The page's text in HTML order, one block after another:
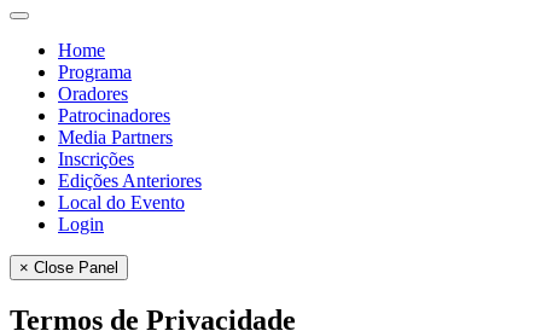
Home
Programa
Oradores
Patrocinadores
Media Partners
Inscrições
Edições Anteriores
Local do Evento
Login
× Close Panel
Termos de Privacidade